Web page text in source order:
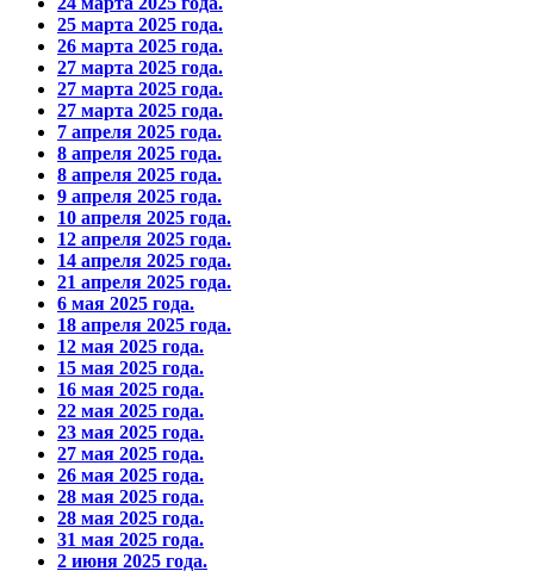
25 марта 2025 года.
26 марта 2025 года.
27 марта 2025 года.
27 марта 2025 года.
27 марта 2025 года.
7 апреля 2025 года.
8 апреля 2025 года.
8 апреля 2025 года.
9 апреля 2025 года.
10 апреля 2025 года.
12 апреля 2025 года.
14 апреля 2025 года.
21 апреля 2025 года.
6 мая 2025 года.
18 апреля 2025 года.
12 мая 2025 года.
15 мая 2025 года.
16 мая 2025 года.
22 мая 2025 года.
23 мая 2025 года.
27 мая 2025 года.
26 мая 2025 года.
28 мая 2025 года.
28 мая 2025 года.
31 мая 2025 года.
2 июня 2025 года.